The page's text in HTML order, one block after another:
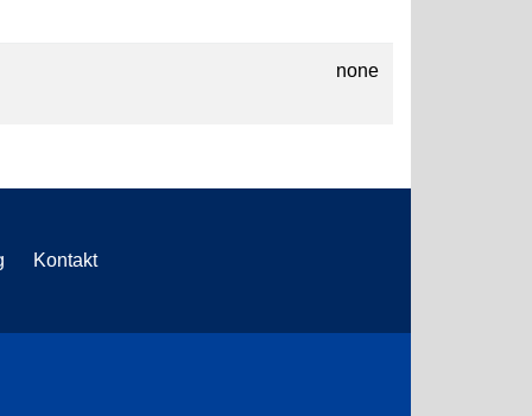
none
Kontakt